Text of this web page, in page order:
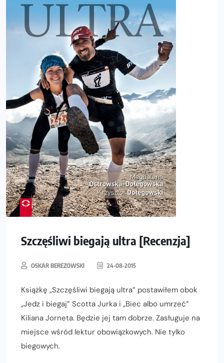
Szczęśliwi biegają ultra [Recenzja]
OSKAR BEREZOWSKI 24-08-2015
Książkę „Szczęśliwi biegają ultra” postawiłem obok
„Jedz i biegaj” Scotta Jurka i „Biec albo umrzeć”
Kiliana Jorneta. Będzie jej tam dobrze. Zasługuje na
miejsce wśród lektur obowiązkowych. Nie tylko
biegowych.